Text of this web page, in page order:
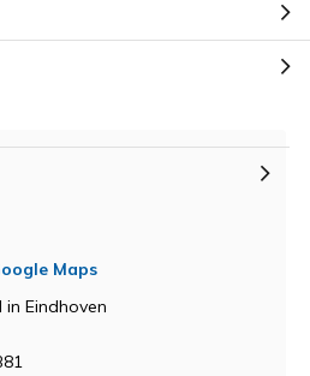
Maps
Eindhoven